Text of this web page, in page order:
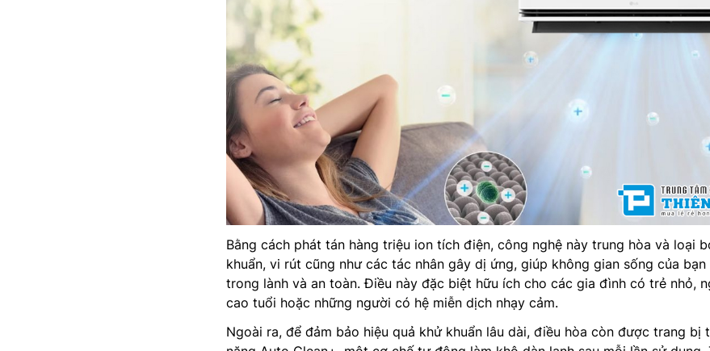
Bằng cách phát tán hàng triệu ion tích điện, công nghệ này trung hòa và loại
khuẩn, vi rút cũng như các tác nhân gây dị ứng, giúp không gian sống của bạn
trong lành và an toàn. Điều này đặc biệt hữu ích cho các gia đình có trẻ nhỏ,
cao tuổi hoặc những người có hệ miễn dịch nhạy cảm.
Ngoài ra, để đảm bảo hiệu quả khử khuẩn lâu dài, điều hòa còn được trang bị